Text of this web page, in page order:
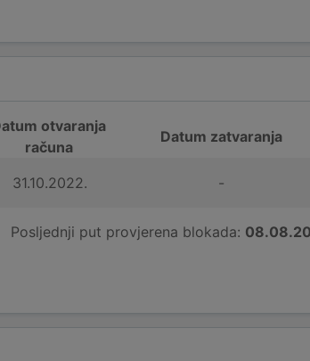
otvaranja
računa
Datum zatvaranja
31.10.2022. -
Posljednji put provjerena blokada: